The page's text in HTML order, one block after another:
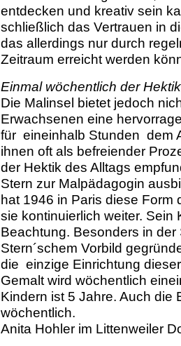
entdecken und kreativ sein
schließlich das Vertrauen in
das allerdings nur durch
Zeitraum erreicht werden
Einmal wöchentlich der
Die Malinsel bietet jedoch
Erwachsenen eine
für eineinhalb Stunden dem
ihnen oft als befreiender
der Hektik des Alltags
Stern zur Malpädagogin
hat 1946 in Paris diese Form
sie kontinuierlich weiter.
Beachtung. Besonders in
Stern´schem Vorbild
die einzige Einrichtung
Gemalt wird wöchentlich
Kindern ist 5 Jahre. Auch die
wöchentlich.
Anita Hohler im Littenweiler